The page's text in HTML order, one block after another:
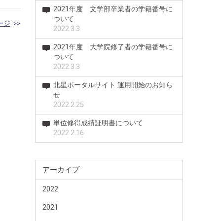
ジ >>
2021年度 文学部卒業者の学籍番号に
ついて
2022.3.3
2021年度 大学院修了者の学籍番号に
ついて
2022.3.3
北星ポータルサイト 運用開始のお知ら
せ
2022.2.25
単位修得成績証明書について
2022.2.16
アーカイブ
2022
2021